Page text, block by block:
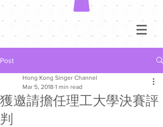
Post
獲邀請擔任理工大學決賽評
判
Hong Kong Singer Channel
Mar 5, 2018 1 min read